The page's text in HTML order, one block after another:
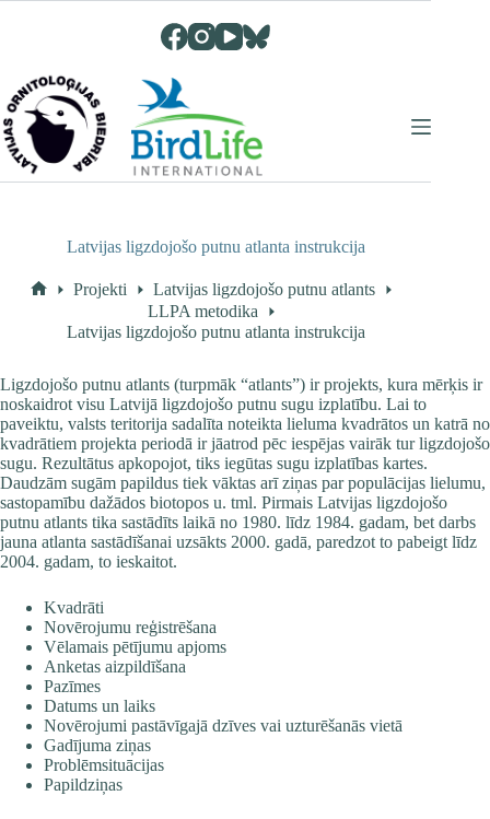
Latvijas ligzdojošo putnu atlanta instrukcija
Projekti
Latvijas ligzdojošo putnu atlants
LLPA metodika
Latvijas ligzdojošo putnu atlanta instrukcija
Ligzdojošo putnu atlants (turpmāk “atlants”) ir projekts, kura mērķis ir
noskaidrot visu Latvijā ligzdojošo putnu sugu izplatību. Lai to
paveiktu, valsts teritorija sadalīta noteikta lieluma kvadrātos un katrā no
kvadrātiem projekta periodā ir jāatrod pēc iespējas vairāk tur ligzdojošo
sugu. Rezultātus apkopojot, tiks iegūtas sugu izplatības kartes.
Daudzām sugām papildus tiek vāktas arī ziņas par populācijas lielumu,
sastopamību dažādos biotopos u. tml. Pirmais Latvijas ligzdojošo
putnu atlants tika sastādīts laikā no 1980. līdz 1984. gadam, bet darbs
jauna atlanta sastādīšanai uzsākts 2000. gadā, paredzot to pabeigt līdz
2004. gadam, to ieskaitot.
Kvadrāti
Novērojumu reģistrēšana
Vēlamais pētījumu apjoms
Anketas aizpildīšana
Pazīmes
Datums un laiks
Novērojumi pastāvīgajā dzīves vai uzturēšanās vietā
Gadījuma ziņas
Problēmsituācijas
Papildziņas